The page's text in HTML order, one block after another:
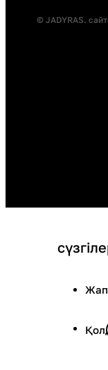
© JADYRAS.